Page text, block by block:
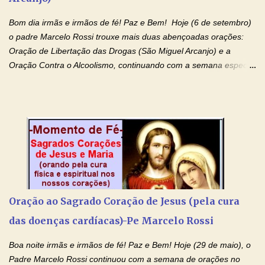
de te...
Bom dia irmãs e irmãos de fé! Paz e Bem! Hoje (6 de setembro)
o padre Marcelo Rossi trouxe mais duas abençoadas orações:
Oração de Libertação das Drogas (São Miguel Arcanjo) e a
Oração Contra o Alcoolismo, continuando com a semana especial
Ágape de nosso Pai Santo - Jesus - te curar, deixe nossa
Mãezinha do Céu - Maria - te proteger com Seu divino manto.
Não desista, Jesus irá curar todas suas feridas, Creia! Adriana-
Devoção e Fé Oração de Libertação das Drogas (São Miguel
Arcanjo) "Senhor, Pai Eterno, em Nome de Teu Filho Jesus,
se encontram encarcerados em um vício, escravos de alguma
droga. Senhor, Pai Poderoso e cheio de Misericórdia, na
drogas, c...
Oração ao Sagrado Coração de Jesus (pela cura
das doenças cardíacas)-Pe Marcelo Rossi
Boa noite irmãs e irmãos de fé! Paz e Bem! Hoje (29 de maio), o
Padre Marcelo Rossi continuou com a semana de orações no